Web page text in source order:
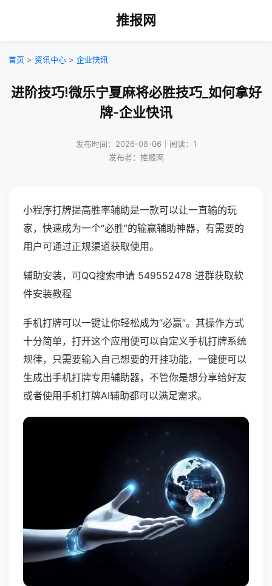
推报网
首页 > 资讯中心 > 企业快讯
进阶技巧!微乐宁夏麻将必胜技巧_如何拿好
牌-企业快讯
发布时间：2026-08-06｜阅读：1
发布者：推报网
小程序打牌提高胜率辅助是一款可以让一直输的玩
家，快速成为一个“必胜”的输赢辅助神器，有需要的
用户可通过正规渠道获取使用。
辅助安装，可QQ搜索申请 549552478 进群获取软
件安装教程
手机打牌可以一键让你轻松成为“必赢”。其操作方式
十分简单，打开这个应用便可以自定义手机打牌系统
规律，只需要输入自己想要的开挂功能，一键便可以
生成出手机打牌专用辅助器，不管你是想分享给好友
或者使用手机打牌AI辅助都可以满足需求。